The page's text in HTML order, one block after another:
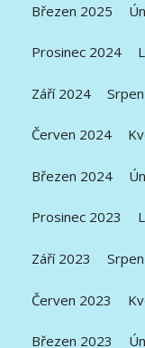
Březen 2025
Prosinec 2024
Září 2024
Červen 2024
Březen 2024
Prosinec 2023
Září 2023
Červen 2023
Březen 2023